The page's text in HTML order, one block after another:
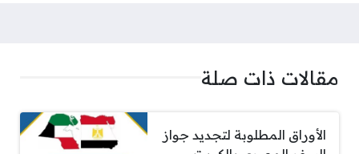
مقالات ذات صلة
الأوراق المطلوبة لتجديد جواز